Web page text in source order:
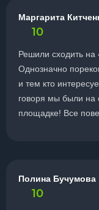
Маргарита
10
Решили сходить на
Однозначно
и тем кто
говоря мы были на
площадке! Все
Полина Бучумова
10